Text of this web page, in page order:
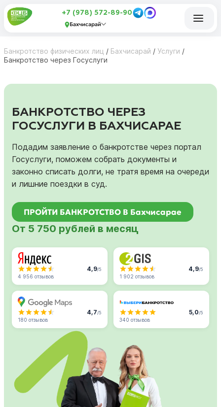
+7 (978) 572-89-90
Бахчисарай
Банкротство физических лиц / Бахчисарай / Услуги /
Банкротство через Госуслуги
БАНКРОТСТВО ЧЕРЕЗ
ГОСУСЛУГИ В БАХЧИСАРАЕ
Подадим заявление о банкротстве через портал
Госуслуги, поможем собрать документы и
законно списать долги, не тратя время на очереди
и лишние поездки в суд.
ПРОЙТИ БАНКРОТСТВО В Бахчисарае
От 5 750 рублей в месяц
4,9/5
4 956 отзывов
4,9/5
1 902 отзывов
4,7/5
180 отзывов
5,0/5
340 отзывов